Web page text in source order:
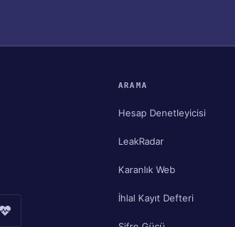
ARAMA
Hesap Denetleyicisi
LeakRadar
Karanlık Web
İhlal Kayıt Defteri